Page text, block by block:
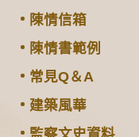
陳情信箱
陳情書範例
常見Q＆A
建築風華
監察文史資料